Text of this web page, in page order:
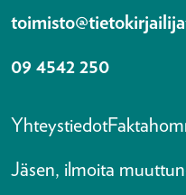
09 4542 250
Yhteystiedot
Jäsen, ilmoita